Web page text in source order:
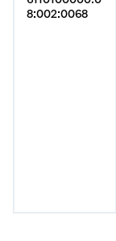
8:002:0068